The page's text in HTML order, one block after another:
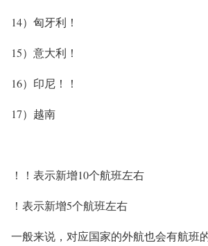
14）匈牙利！
15）意大利！
16）印尼！！
17）越南
！！表示新增10个航班左右
！表示新增5个航班左右
一般来说，对应国家的外航也会有航班